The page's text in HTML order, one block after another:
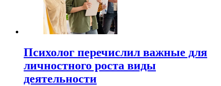
Психолог перечислил важные для
личностного роста виды
деятельности